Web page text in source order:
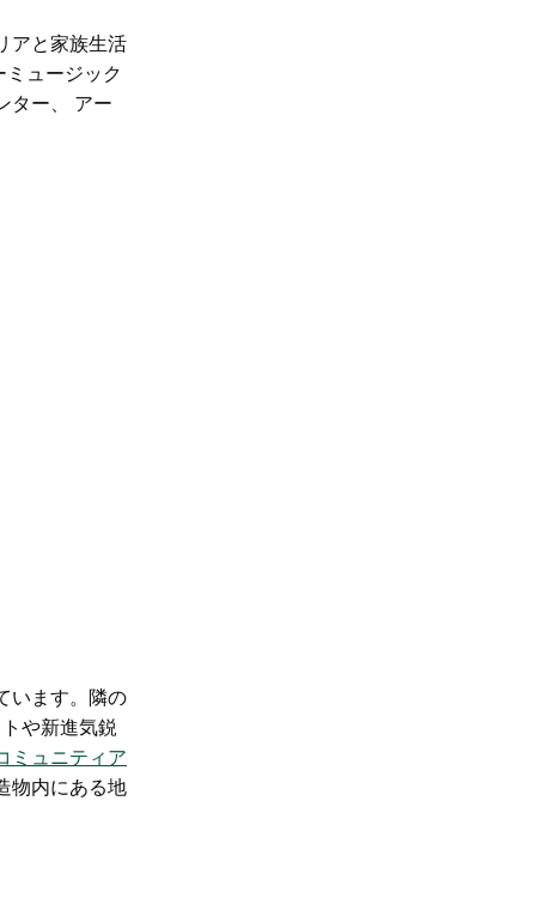
アと家族生活
ュージック
ター、 アー
います。隣の
や新進気鋭
ミュニティア
物内にある地